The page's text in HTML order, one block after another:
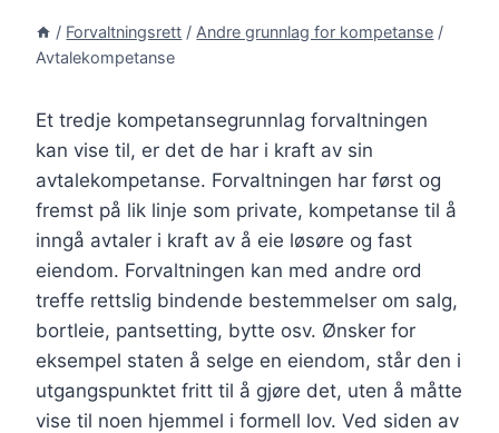
/ Forvaltningsrett / Andre grunnlag for kompetanse /
Avtalekompetanse
Et tredje kompetansegrunnlag forvaltningen
kan vise til, er det de har i kraft av sin
avtalekompetanse. Forvaltningen har først og
fremst på lik linje som private, kompetanse til å
inngå avtaler i kraft av å eie løsøre og fast
eiendom. Forvaltningen kan med andre ord
treffe rettslig bindende bestemmelser om salg,
bortleie, pantsetting, bytte osv. Ønsker for
eksempel staten å selge en eiendom, står den i
utgangspunktet fritt til å gjøre det, uten å måtte
vise til noen hjemmel i formell lov. Ved siden av